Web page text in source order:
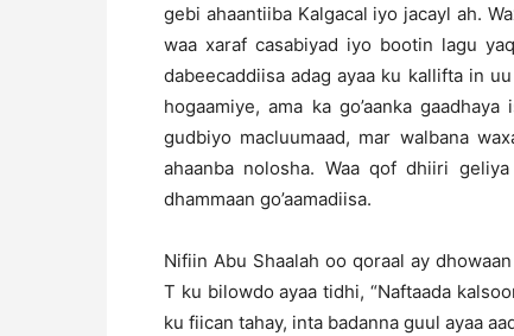
gebi ahaantiiba Kalgacal iyo jacayl ah.
waa xaraf casabiyad iyo bootin lagu
dabeecaddiisa adag ayaa ku kallifta in
hogaamiye, ama ka go’aanka
gudbiyo macluumaad, mar walbana
ahaanba nolosha. Waa qof dhiiri
dhammaan go’aamadiisa.
Nifiin Abu Shaalah oo qoraal ay
T ku bilowdo ayaa tidhi, “Naftaada
ku fiican tahay, inta badanna guul ayaa